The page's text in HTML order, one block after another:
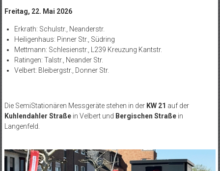
Freitag, 22. Mai 2026
Erkrath: Schulstr., Neanderstr.
Heiligenhaus: Pinner Str., Südring
Mettmann: Schlesienstr., L239 Kreuzung Kantstr.
Ratingen: Talstr., Neander Str.
Velbert: Bleibergstr., Donner Str.
Die SemiStationären Messgeräte stehen in der KW 21 auf der
Kuhlendahler Straße in Velbert und Bergischen Straße in
Langenfeld.